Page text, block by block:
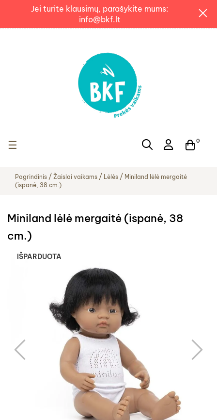
Jei turite klausimų, parašykite mums:
info@bkf.lt
Toggle navigation
☰ 0
Pagrindinis Žaislai vaikams Lėlės
Miniland lėlė mergaitė
(ispanė, 38 cm.)
Miniland lėlė mergaitė (ispanė, 38
cm.)
IŠPARDUOTA